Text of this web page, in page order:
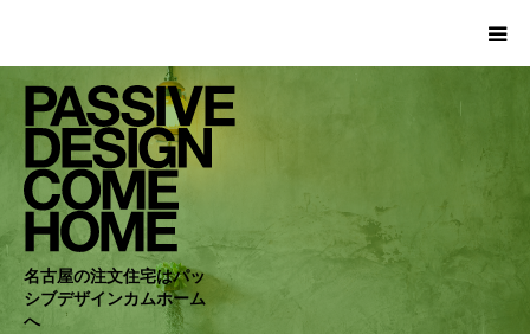
名古屋の注文住宅はパッ
シブデザインカムホーム
へ
HOME
WORKS
COMPANY
CONCEPT